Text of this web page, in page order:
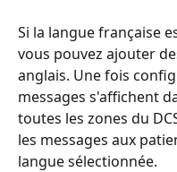
Si la langue française
vous pouvez ajouter
anglais. Une fois
messages s'affichent
toutes les zones du
les messages aux
langue sélectionnée.